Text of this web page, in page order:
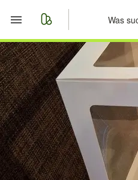
Start
Merkliste
Nachrichten
Anzeige aufgeben